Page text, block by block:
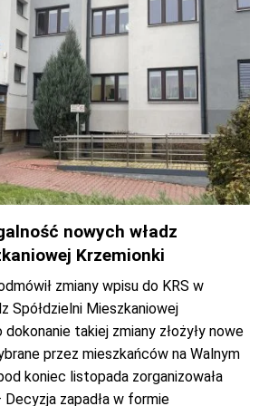
nowych władz
Krzemionki
zmiany wpisu do KRS w
Spółdzielni Mieszkaniowej
dokonanie takiej zmiany złożyły nowe
przez mieszkańców na Walnym
koniec listopada zorganizowała
zapadła w formie